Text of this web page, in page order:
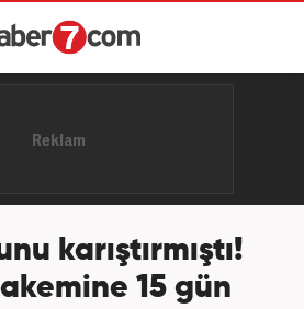
karıştırmıştı!
15 gün